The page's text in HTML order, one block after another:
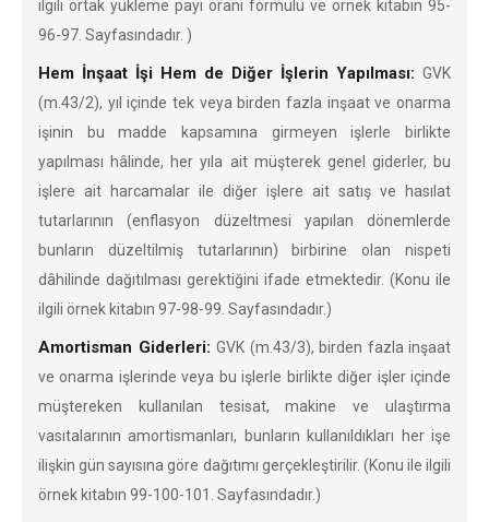
ilgili ortak yükleme payı oranı formülü ve örnek kitabın 95-
96-97. Sayfasındadır. )
Hem İnşaat İşi Hem de Diğer İşlerin Yapılması: GVK
(m.43/2), yıl içinde tek veya birden fazla inşaat ve onarma
işinin bu madde kapsamına girmeyen işlerle birlikte
yapılması hâlinde, her yıla ait müşterek genel giderler, bu
işlere ait harcamalar ile diğer işlere ait satış ve hasılat
tutarlarının (enflasyon düzeltmesi yapılan dönemlerde
bunların düzeltilmiş tutarlarının) birbirine olan nispeti
dâhilinde dağıtılması gerektiğini ifade etmektedir. (Konu ile
ilgili örnek kitabın 97-98-99. Sayfasındadır.)
Amortisman Giderleri: GVK (m.43/3), birden fazla inşaat
ve onarma işlerinde veya bu işlerle birlikte diğer işler içinde
müştereken kullanılan tesisat, makine ve ulaştırma
vasıtalarının amortismanları, bunların kullanıldıkları her işe
ilişkin gün sayısına göre dağıtımı gerçekleştirilir. (Konu ile ilgili
örnek kitabın 99-100-101. Sayfasındadır.)